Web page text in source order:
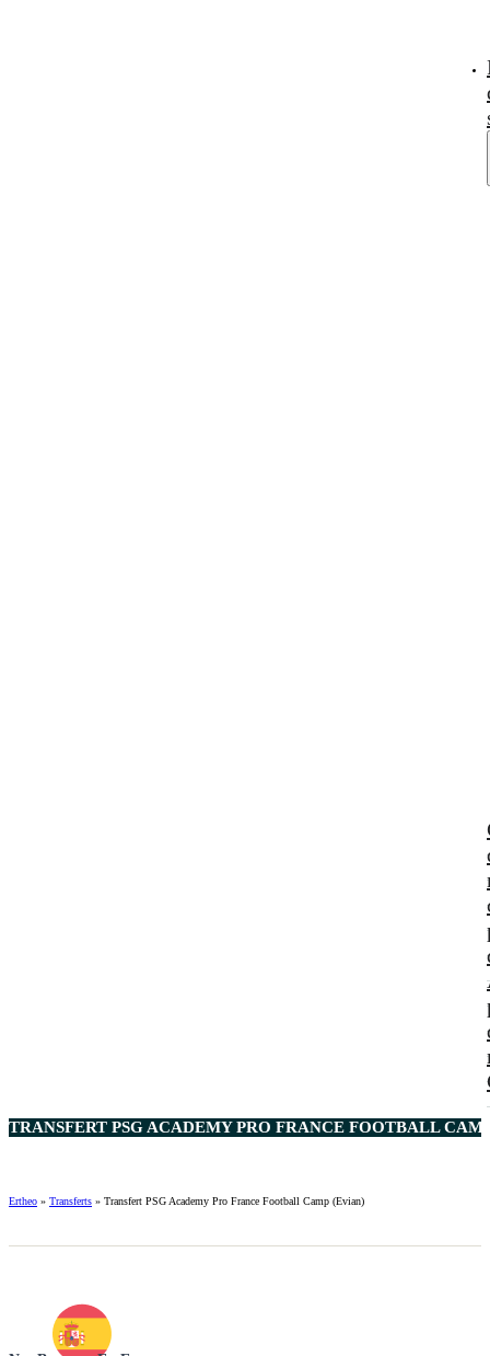
TRANSFERT PSG ACADEMY PRO FRANCE FOOTBALL
Ertheo » Transferts » Transfert PSG Academy Pro France Football Camp (Evian)